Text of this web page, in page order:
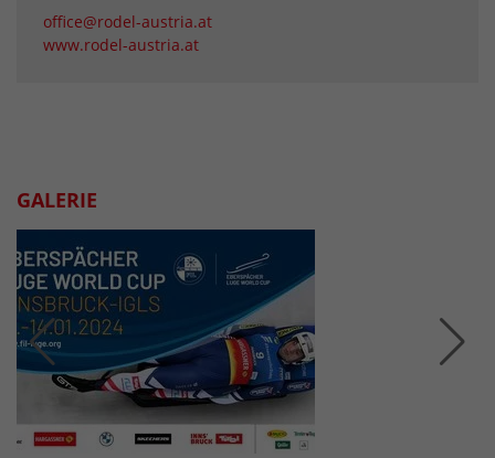
office@rodel-austria.at
www.rodel-austria.at
GALERIE